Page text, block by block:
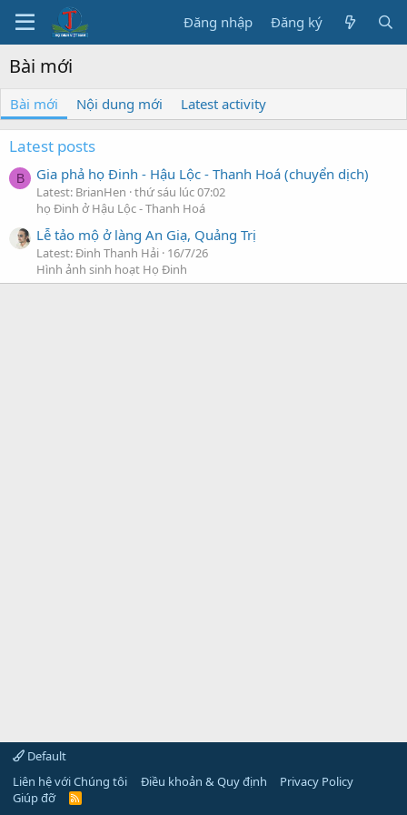
Đăng nhập Đăng ký
Bài mới
Bài mới Nội dung mới Latest activity
Latest posts
B Gia phả họ Đinh - Hậu Lộc - Thanh Hoá (chuyển dịch)
Latest: BrianHen thứ sáu lúc 07:02
họ Đinh ở Hậu Lộc - Thanh Hoá
Lễ tảo mộ ở làng An Giạ, Quảng Trị
Latest: Đinh Thanh Hải 16/7/26
Hình ảnh sinh hoạt Họ Đinh
Default
Liên hệ với Chúng tôi
Điều khoản & Quy định
Privacy Policy
Giúp đỡ
R